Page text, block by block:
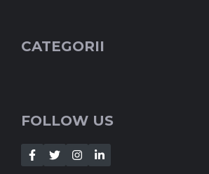
CATEGORII
FOLLOW US